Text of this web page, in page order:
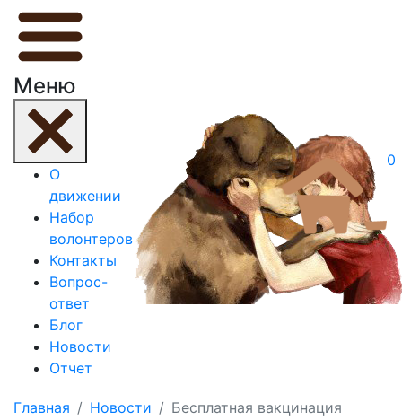
Меню
О
движении
Набор
волонтеров
Контакты
Вопрос-
ответ
Блог
Новости
Отчет
0
Главная Новости Бесплатная вакцинация